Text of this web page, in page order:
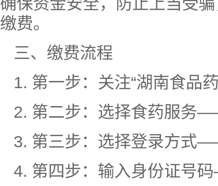
缴费。
三、缴费流程
1. 第一步：关注“湖南食品
2. 第二步：选择食药服务
3. 第三步：选择登录方式
4. 第四步：输入身份证号